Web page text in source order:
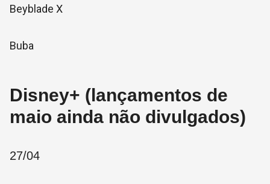
Beyblade X
Buba
Disney+ (lançamentos de
maio ainda não divulgados)
27/04